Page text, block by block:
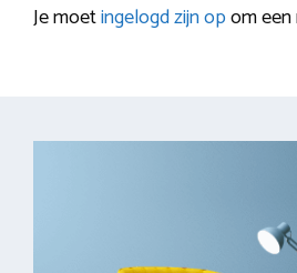
Je moetingelogd zijn opom een